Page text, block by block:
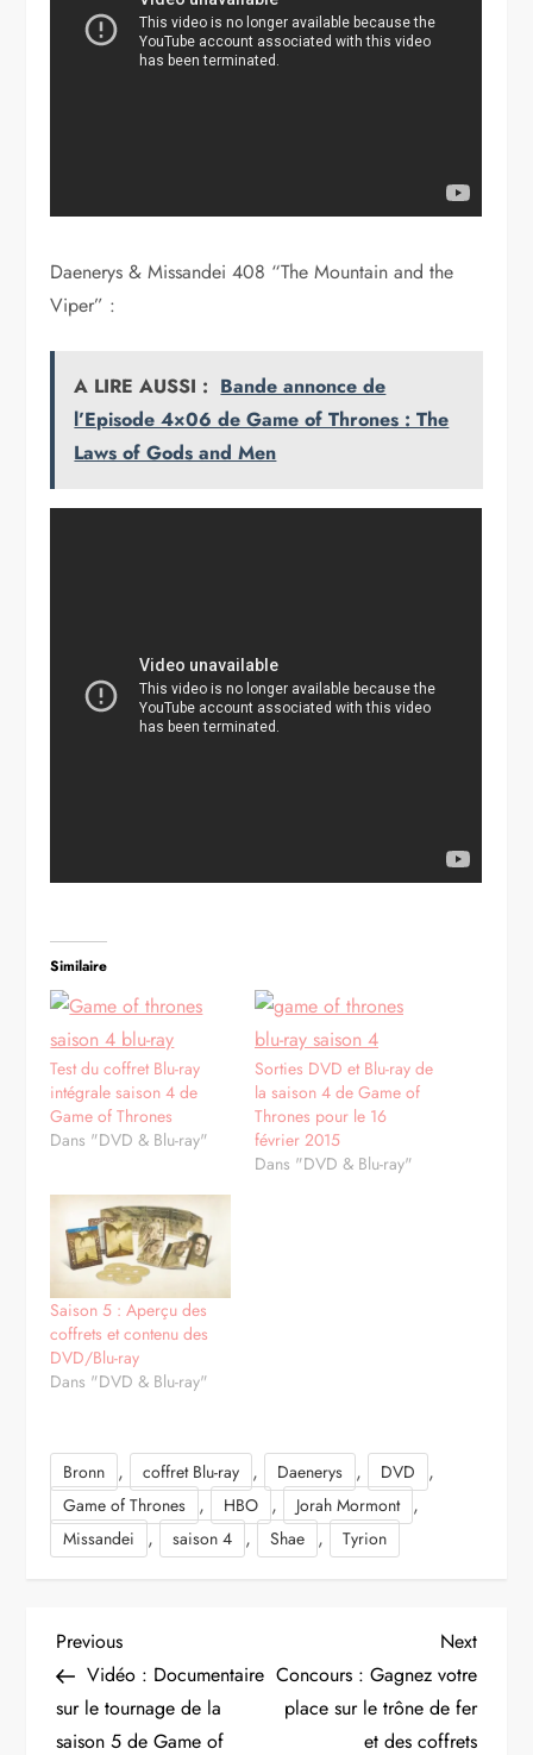
Daenerys & Missandei 408 “The Mountain and the
Viper” :
A LIRE AUSSI : Bande annonce de
l’Episode 4×06 de Game of Thrones : The
Laws of Gods and Men
Similaire
Test du coffret Blu-ray
intégrale saison 4 de
Game of Thrones
Dans "DVD & Blu-ray"
Sorties DVD et Blu-ray de
la saison 4 de Game of
Thrones pour le 16
février 2015
Dans "DVD & Blu-ray"
Saison 5 : Aperçu des
coffrets et contenu des
DVD/Blu-ray
Dans "DVD & Blu-ray"
Bronn , coffret Blu-ray , Daenerys , DVD ,
Game of Thrones , HBO , Jorah Mormont ,
Missandei , saison 4 , Shae , Tyrion
N
a
Previous
Post
Previous
Vidéo : Documentaire
sur le tournage de la
saison 5 de Game of
Next
Post
Next
Concours : Gagnez votre
place sur le trône de fer
et des coffrets